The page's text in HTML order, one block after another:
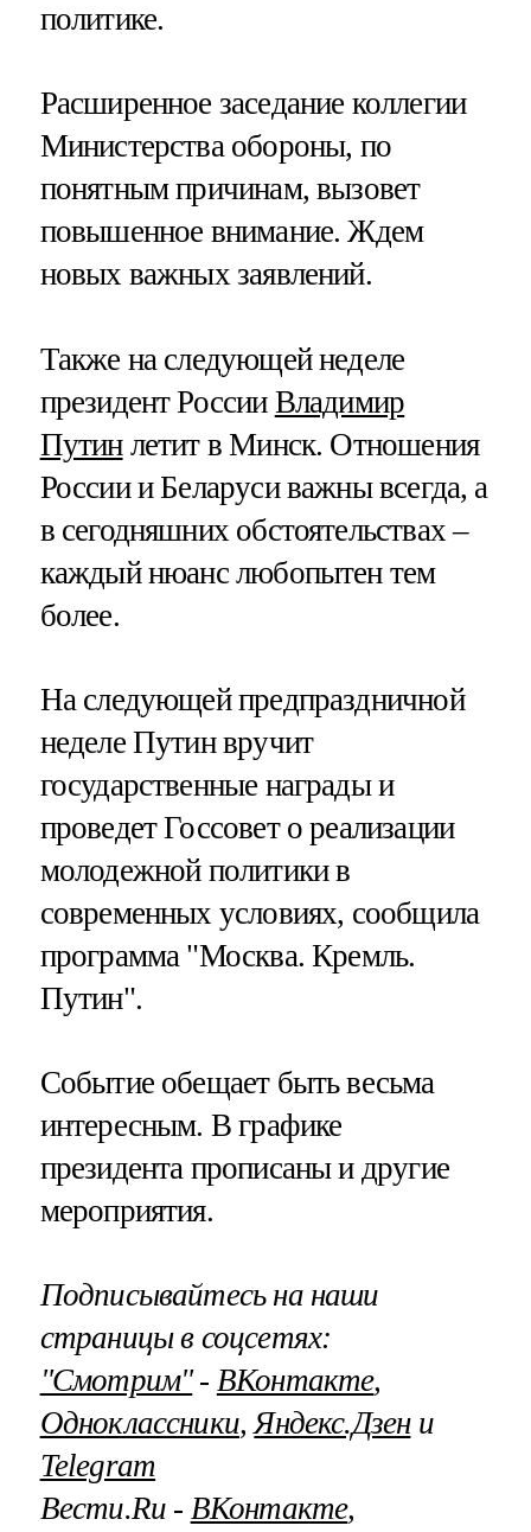
политике.
Расширенное заседание коллегии
Министерства обороны, по
понятным причинам, вызовет
повышенное внимание. Ждем
новых важных заявлений.
Также на следующей неделе
президент России Владимир
Путинлетит в Минск. Отношения
России и Беларуси важны всегда, а
в сегодняшних обстоятельствах –
каждый нюанс любопытен тем
более.
На следующей предпраздничной
неделе Путин вручит
государственные награды и
проведет Госсовет о реализации
молодежной политики в
современных условиях, сообщила
программа "Москва. Кремль.
Путин".
Событие обещает быть весьма
интересным. В графике
президента прописаны и другие
мероприятия.
Подписывайтесь на наши
страницы в соцсетях:
"Смотрим"‐ ВКонтакте,
Одноклассники,Яндекс.Дзени
Telegram
Вести.Ru ‐ ВКонтакте,